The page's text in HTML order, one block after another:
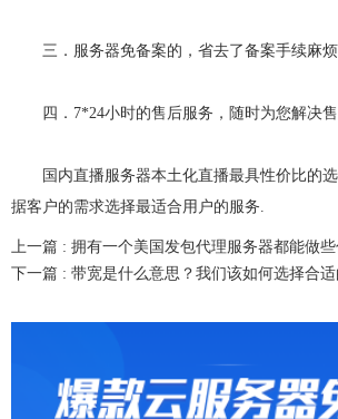
三．服务器免备案的，省去了备案手续麻烦
四．7*24小时的售后服务，随时为您解决
国内直播服务器本土化直播最具性价比的
据客户的需求选择最适合用户的服务.
上一篇 : 拥有一个美国发包代理服务器都能做些
下一篇 : 带宽是什么意思？我们该如何选择合